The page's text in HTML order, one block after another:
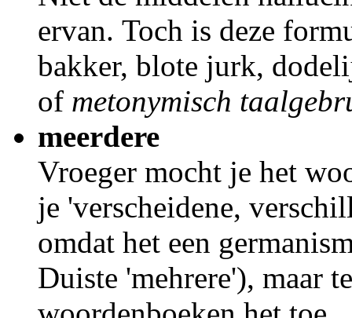
ervan. Toch is deze
bakker, blote jurk,
of metonymisch
meerdere
Vroeger mocht je het
je 'verscheidene,
omdat het een
Duiste 'mehrere'), maar